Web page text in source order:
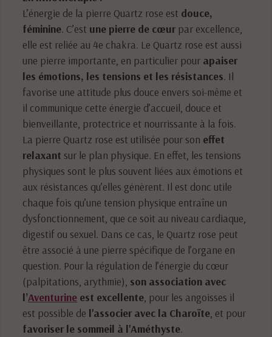
L’énergie de la pierre Quartz rose est douce,
féminine. C’est une pierre de cœur par excellence,
elle est reliée au 4e chakra. Le Quartz rose est aussi
une pierre importante, en particulier pour apaiser
les émotions, les tensions et les résistances. Il
favorise une attitude plus douce envers soi-même et
il communique cette énergie d’accueil, douce et
bienveillante, protectrice et nourrissante à la fois.
La pierre Quartz rose est utilisée pour son effet
relaxant sur le plan physique. En effet, les tensions
physiques sont le plus souvent liées aux émotions et
aux résistances qu’elles génèrent. Il est donc utile
chaque fois qu’une tension physique entraîne un
dysfonctionnement, que ce soit au niveau cardiaque,
digestif ou sexuel. Dans ce cas, le Quartz rose peut
être associé à une pierre spécifique de l’organe en
question. Pour la régulation de l’énergie du cœur
(palpitations, arythmie), son association avec
l’Aventurine est excellente , pour les angoisses il
est possible de l'associer avec la Charoïte , et pour
favoriser le sommeil à l'Améthyste.